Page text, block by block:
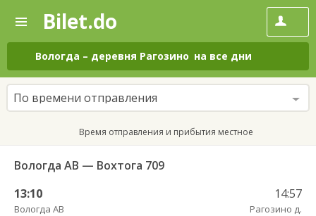
—
Поиск
и
покупка
билетов
на
автобус
онлайн
Bilet.do
Вологда – деревня Рагозино на все дни
По времени отправления
Время отправления и прибытия местное
Вологда АВ — Вохтога 709
13:10
Вологда АВ
14:57
Рагозино д.